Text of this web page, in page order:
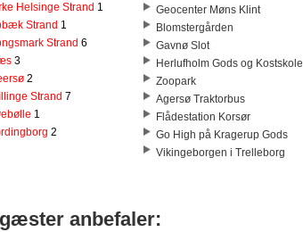
Helsinge Strand 1
Strand 1
Strand6
3
2
Strand7
1
2
Geocenter Møns Klint
Blomstergården
Gavnø Slot
Herlufholm Gods og Kostskole
Zoopark
Agersø Traktorbus
Flådestation Korsør
Go High på Kragerup Gods
Vikingeborgen i Trelleborg
anbefaler: